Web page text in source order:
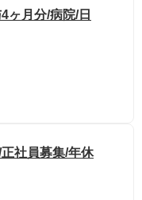
ヶ月分/病院/日
社員募集/年休